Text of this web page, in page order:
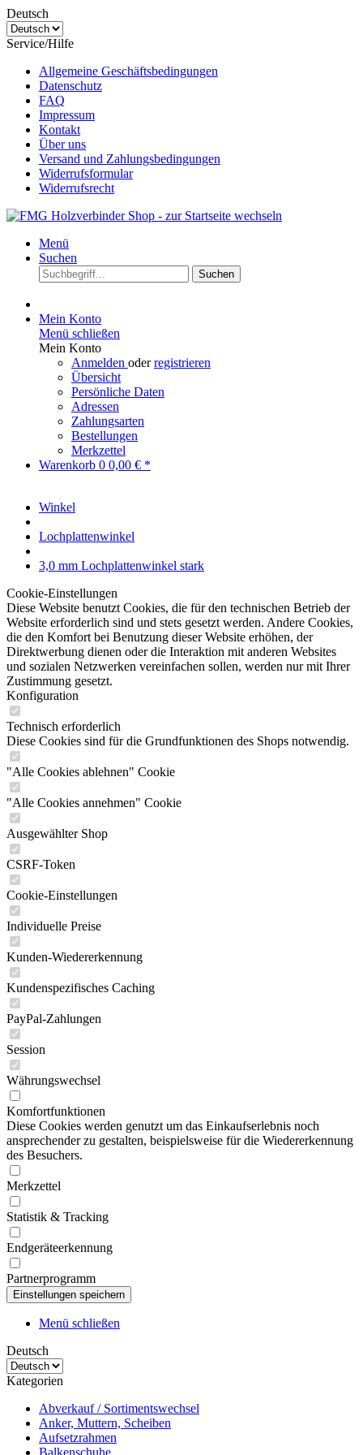
Deutsch
Service/Hilfe
Allgemeine Geschäftsbedingungen
Datenschutz
FAQ
Impressum
Kontakt
Über uns
Versand und Zahlungsbedingungen
Widerrufsformular
Widerrufsrecht
Menü
Suchen
Suchen
Mein Konto
Menü schließen
Mein Konto
Anmelden oderregistrieren
Übersicht
Persönliche Daten
Adressen
Zahlungsarten
Bestellungen
Merkzettel
Warenkorb 0 0,00 € *
Winkel
Lochplattenwinkel
3,0 mm Lochplattenwinkel stark
Cookie-Einstellungen
Diese Website benutzt Cookies, die für den technischen Betrieb der
Website erforderlich sind und stets gesetzt werden. Andere Cookies,
die den Komfort bei Benutzung dieser Website erhöhen, der
Direktwerbung dienen oder die Interaktion mit anderen Websites
und sozialen Netzwerken vereinfachen sollen, werden nur mit Ihrer
Zustimmung gesetzt.
Konfiguration
Technisch erforderlich
Diese Cookies sind für die Grundfunktionen des Shops notwendig.
"Alle Cookies ablehnen" Cookie
"Alle Cookies annehmen" Cookie
Ausgewählter Shop
CSRF-Token
Cookie-Einstellungen
Individuelle Preise
Kunden-Wiedererkennung
Kundenspezifisches Caching
PayPal-Zahlungen
Session
Währungswechsel
Komfortfunktionen
Diese Cookies werden genutzt um das Einkaufserlebnis noch
ansprechender zu gestalten, beispielsweise für die Wiedererkennung
des Besuchers.
Merkzettel
Statistik & Tracking
Endgeräteerkennung
Partnerprogramm
Menü schließen
Deutsch
Kategorien
Abverkauf / Sortimentswechsel
Anker, Muttern, Scheiben
Aufsetzrahmen
Balkenschuhe